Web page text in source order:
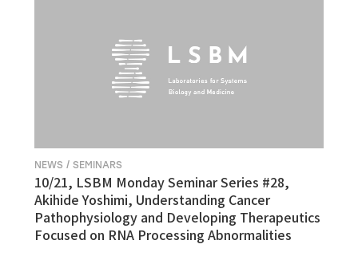
NEWS / SEMINARS
10/21, LSBM Monday Seminar Series #28,
Akihide Yoshimi, Understanding Cancer
Pathophysiology and Developing Therapeutics
Focused on RNA Processing Abnormalities